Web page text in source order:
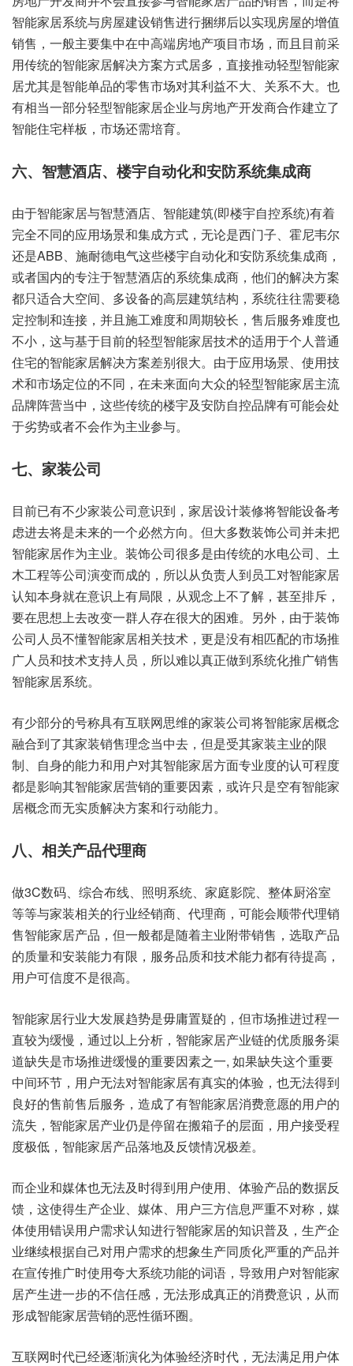
智能家居系统与房屋建设销售进行捆绑后以实现房屋的增值
销售，一般主要集中在中高端房地产项目市场，而且目前采
用传统的智能家居解决方案方式居多，直接推动轻型智能家
居尤其是智能单品的零售市场对其利益不大、关系不大。也
有相当一部分轻型智能家居企业与房地产开发商合作建立了
智能住宅样板，市场还需培育。
六、智慧酒店、楼宇自动化和安防系统集成商
由于智能家居与智慧酒店、智能建筑(即楼宇自控系统)有着
完全不同的应用场景和集成方式，无论是西门子、霍尼韦尔
还是ABB、施耐德电气这些楼宇自动化和安防系统集成商，
或者国内的专注于智慧酒店的系统集成商，他们的解决方案
都只适合大空间、多设备的高层建筑结构，系统往往需要稳
定控制和连接，并且施工难度和周期较长，售后服务难度也
不小，这与基于目前的轻型智能家居技术的适用于个人普通
住宅的智能家居解决方案差别很大。由于应用场景、使用技
术和市场定位的不同，在未来面向大众的轻型智能家居主流
品牌阵营当中，这些传统的楼宇及安防自控品牌有可能会处
于劣势或者不会作为主业参与。
七、家装公司
目前已有不少家装公司意识到，家居设计装修将智能设备考
虑进去将是未来的一个必然方向。但大多数装饰公司并未把
智能家居作为主业。装饰公司很多是由传统的水电公司、土
木工程等公司演变而成的，所以从负责人到员工对智能家居
认知本身就在意识上有局限，从观念上不了解，甚至排斥，
要在思想上去改变一群人存在很大的困难。另外，由于装饰
公司人员不懂智能家居相关技术，更是没有相匹配的市场推
广人员和技术支持人员，所以难以真正做到系统化推广销售
智能家居系统。
有少部分的号称具有互联网思维的家装公司将智能家居概念
融合到了其家装销售理念当中去，但是受其家装主业的限
制、自身的能力和用户对其智能家居方面专业度的认可程度
都是影响其智能家居营销的重要因素，或许只是空有智能家
居概念而无实质解决方案和行动能力。
八、相关产品代理商
做3C数码、综合布线、照明系统、家庭影院、整体厨浴室
等等与家装相关的行业经销商、代理商，可能会顺带代理销
售智能家居产品，但一般都是随着主业附带销售，选取产品
的质量和安装能力有限，服务品质和技术能力都有待提高，
用户可信度不是很高。
智能家居行业大发展趋势是毋庸置疑的，但市场推进过程一
直较为缓慢，通过以上分析，智能家居产业链的优质服务渠
道缺失是市场推进缓慢的重要因素之一, 如果缺失这个重要
中间环节，用户无法对智能家居有真实的体验，也无法得到
良好的售前售后服务，造成了有智能家居消费意愿的用户的
流失，智能家居产业仍是停留在搬箱子的层面，用户接受程
度极低，智能家居产品落地及反馈情况极差。
而企业和媒体也无法及时得到用户使用、体验产品的数据反
馈，这使得生产企业、媒体、用户三方信息严重不对称，媒
体使用错误用户需求认知进行智能家居的知识普及，生产企
业继续根据自己对用户需求的想象生产同质化严重的产品并
在宣传推广时使用夸大系统功能的词语，导致用户对智能家
居产生进一步的不信任感，无法形成真正的消费意识，从而
形成智能家居营销的恶性循环圈。
互联网时代已经逐渐演化为体验经济时代，无法满足用户体